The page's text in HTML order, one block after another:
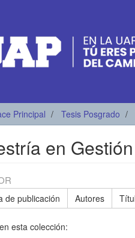
Principal Tesis Posgrado
en
de publicación Autores
esta colección: